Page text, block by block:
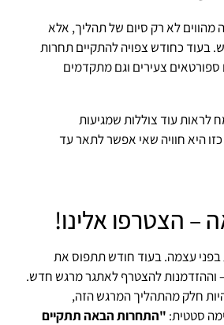
מהווים לא רק סיום של תהליך, אלא
בעוד כחודש צפויה להתקיים תחרות
ספורטאים צעירים וגם מתקדמים
לראות עוד צוללות שמגיעות
היא חוויה שאי אפשר לתאר עד
– הצטרפו אלינו!
בפני עצמה. בעוד חודש תתפוס את
וההזדמנות להצטרף לאתגר מרגש חדש.
חלק מהתהליך המרגש הזה,
סטטית: "התחרות הבאה תתקיים